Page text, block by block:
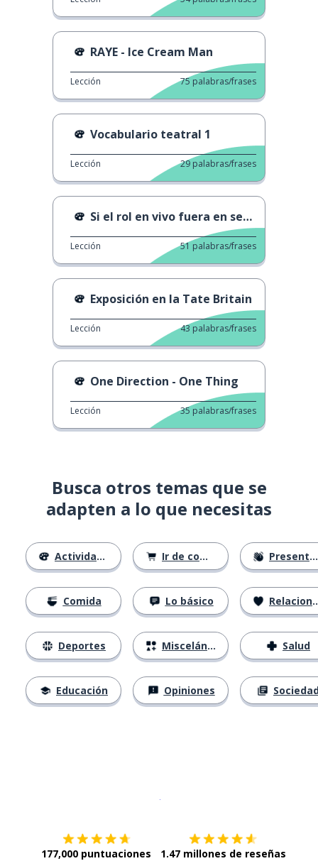
RAYE - Ice Cream Man
Lección 75 palabras/frases
Vocabulario teatral 1
Lección 29 palabras/frases
Si el rol en vivo fuera en serio
Lección 51 palabras/frases
Exposición en la Tate Britain
Lección 43 palabras/frases
One Direction - One Thing
Lección 35 palabras/frases
Busca otros temas que se
adapten a lo que necesitas
Actividades
Comida
Deportes
Educación
Ir de compras
Lo básico
Misceláneo
Opiniones
Presentándose
Relaciones
Salud
177,000 puntuaciones 1.47 millones de reseñas